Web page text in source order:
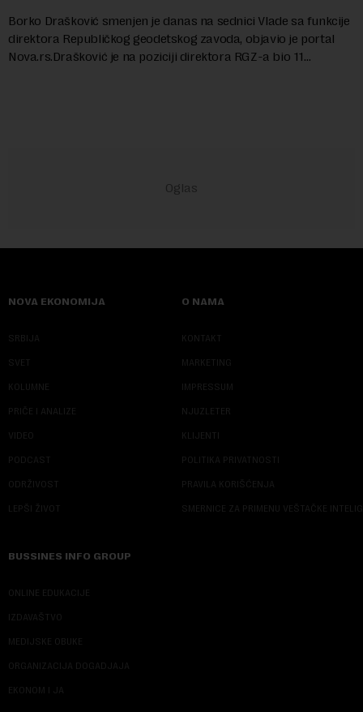
Borko Drašković smenjen je danas na sednici Vlade sa funkcije
direktora Republičkog geodetskog zavoda, objavio je portal
Nova.rs.Drašković je na poziciji direktora RGZ-a bio 11
NOVA EKONOMIJA
SRBIJA
SVET
KOLUMNE
PRIČE I ANALIZE
VIDEO
PODCAST
ODRŽIVOST
LEPŠI ŽIVOT
O NAMA
KONTAKT
MARKETING
IMPRESSUM
NJUZLETER
KLIJENTI
POLITIKA PRIVATNOSTI
PRAVILA KORIŠĆENJA
SMERNICE ZA PRIMENU VEŠTAČKE
BUSSINES INFO GROUP
ONLINE EDUKACIJE
IZDAVAŠTVO
MEDIJSKE OBUKE
ORGANIZACIJA DOGADJAJA
EKONOM I JA